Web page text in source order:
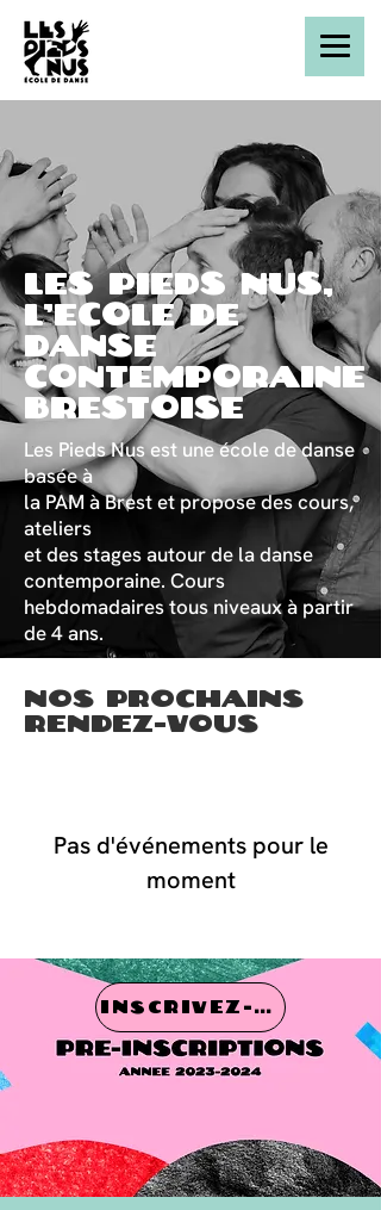
Les Pieds Nus,
l'école de
danse
contemporaine
brestoise
Les Pieds Nus est une école de danse
basée à
la PAM à Brest et propose des cours,
ateliers
et des stages autour de la danse
contemporaine. Cours
hebdomadaires tous niveaux à partir
de 4 ans.
nos prochains
rendez-vous
Pas d'événements pour le
moment
INSCRIVEZ-VOUS